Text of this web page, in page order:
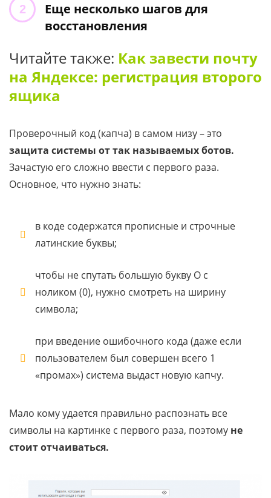
Еще несколько шагов для
восстановления
Читайте также: Как завести почту
на Яндексе: регистрация второго
ящика
Проверочный код (капча) в самом низу – это
защита системы от так называемых ботов.
Зачастую его сложно ввести с первого раза.
Основное, что нужно знать:
в коде содержатся прописные и строчные
латинские буквы;
чтобы не спутать большую букву O с
ноликом (0), нужно смотреть на ширину
символа;
при введение ошибочного кода (даже если
пользователем был совершен всего 1
«промах») система выдаст новую капчу.
Мало кому удается правильно распознать все
символы на картинке с первого раза, поэтому не
стоит отчаиваться.